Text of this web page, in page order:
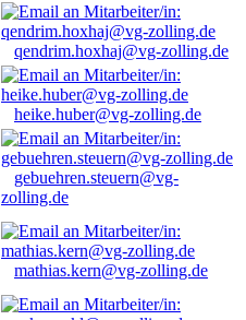
qendrim.hoxhaj@vg-zolling.de
heike.huber@vg-zolling.de
gebuehren.steuern@vg-
zolling.de
mathias.kern@vg-zolling.de